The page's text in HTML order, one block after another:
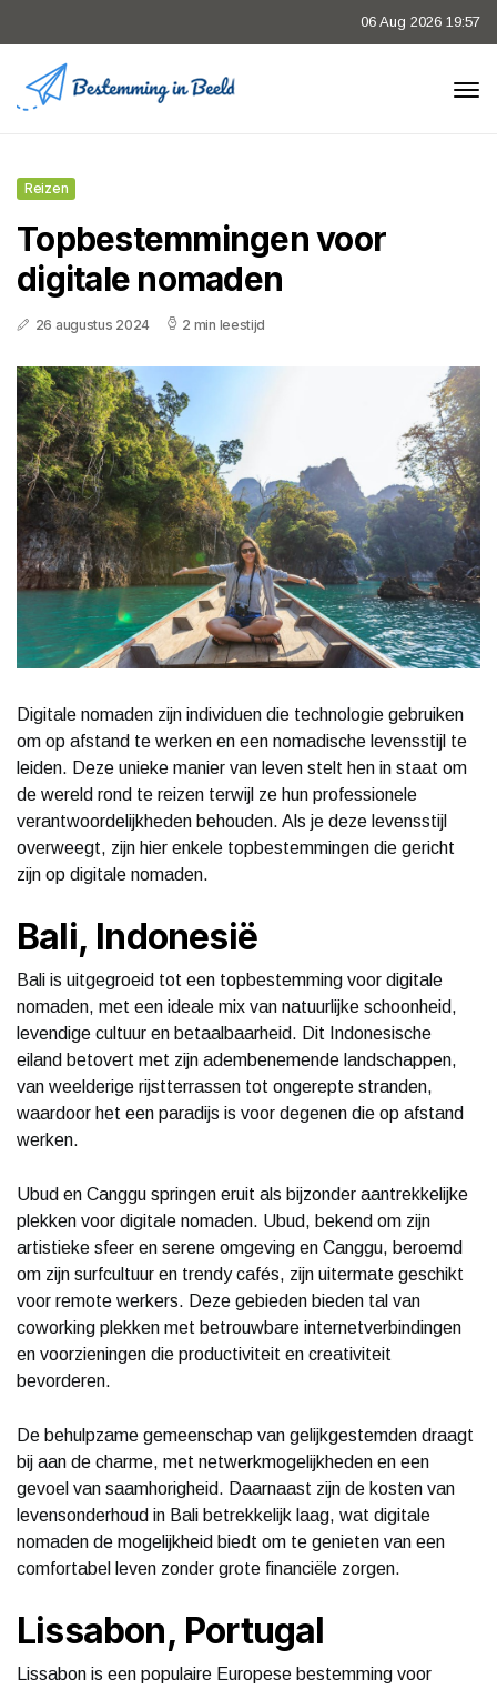
06 Aug 2026 19:57
Reizen
Topbestemmingen voor
digitale nomaden
26 augustus 2024 2 min leestijd
Digitale nomaden zijn individuen die technologie gebruiken
om op afstand te werken en een nomadische levensstijl te
leiden. Deze unieke manier van leven stelt hen in staat om
de wereld rond te reizen terwijl ze hun professionele
verantwoordelijkheden behouden. Als je deze levensstijl
overweegt, zijn hier enkele topbestemmingen die gericht
zijn op digitale nomaden.
Bali, Indonesië
Bali is uitgegroeid tot een topbestemming voor digitale
nomaden, met een ideale mix van natuurlijke schoonheid,
levendige cultuur en betaalbaarheid. Dit Indonesische
eiland betovert met zijn adembenemende landschappen,
van weelderige rijstterrassen tot ongerepte stranden,
waardoor het een paradijs is voor degenen die op afstand
werken.
Ubud en Canggu springen eruit als bijzonder aantrekkelijke
plekken voor digitale nomaden. Ubud, bekend om zijn
artistieke sfeer en serene omgeving en Canggu, beroemd
om zijn surfcultuur en trendy cafés, zijn uitermate geschikt
voor remote werkers. Deze gebieden bieden tal van
coworking plekken met betrouwbare internetverbindingen
en voorzieningen die productiviteit en creativiteit
bevorderen.
De behulpzame gemeenschap van gelijkgestemden draagt
bij aan de charme, met netwerkmogelijkheden en een
gevoel van saamhorigheid. Daarnaast zijn de kosten van
levensonderhoud in Bali betrekkelijk laag, wat digitale
nomaden de mogelijkheid biedt om te genieten van een
comfortabel leven zonder grote financiële zorgen.
Lissabon, Portugal
Lissabon is een populaire Europese bestemming voor